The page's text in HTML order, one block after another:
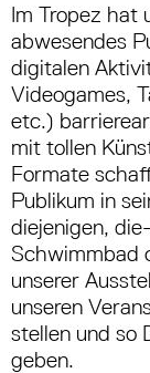
Im Tropez hat
abwesendes
digitalen
Videogames,
etc.)
mit tollen
Formate
Publikum in
diejenigen,
unserer
unseren
stellen und so
geben.